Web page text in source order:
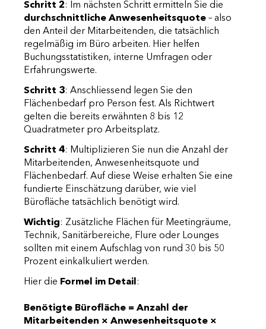
Schritt 2: Im nächsten Schritt ermitteln Sie die
durchschnittliche Anwesenheitsquote – also
den Anteil der Mitarbeitenden, die tatsächlich
regelmäßig im Büro arbeiten. Hier helfen
Buchungsstatistiken, interne Umfragen oder
Erfahrungswerte.
Schritt 3: Anschliessend legen Sie den
Flächenbedarf pro Person fest. Als Richtwert
gelten die bereits erwähnten 8 bis 12
Quadratmeter pro Arbeitsplatz.
Schritt 4: Multiplizieren Sie nun die Anzahl der
Mitarbeitenden, Anwesenheitsquote und
Flächenbedarf. Auf diese Weise erhalten Sie eine
fundierte Einschätzung darüber, wie viel
Bürofläche tatsächlich benötigt wird.
Wichtig: Zusätzliche Flächen für Meetingräume,
Technik, Sanitärbereiche, Flure oder Lounges
sollten mit einem Aufschlag von rund 30 bis 50
Prozent einkalkuliert werden.
Hier die Formel im Detail :
Benötigte Bürofläche = Anzahl der
Mitarbeitenden × Anwesenheitsquote ×